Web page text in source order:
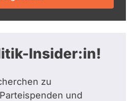
Insider:in!
zu
und